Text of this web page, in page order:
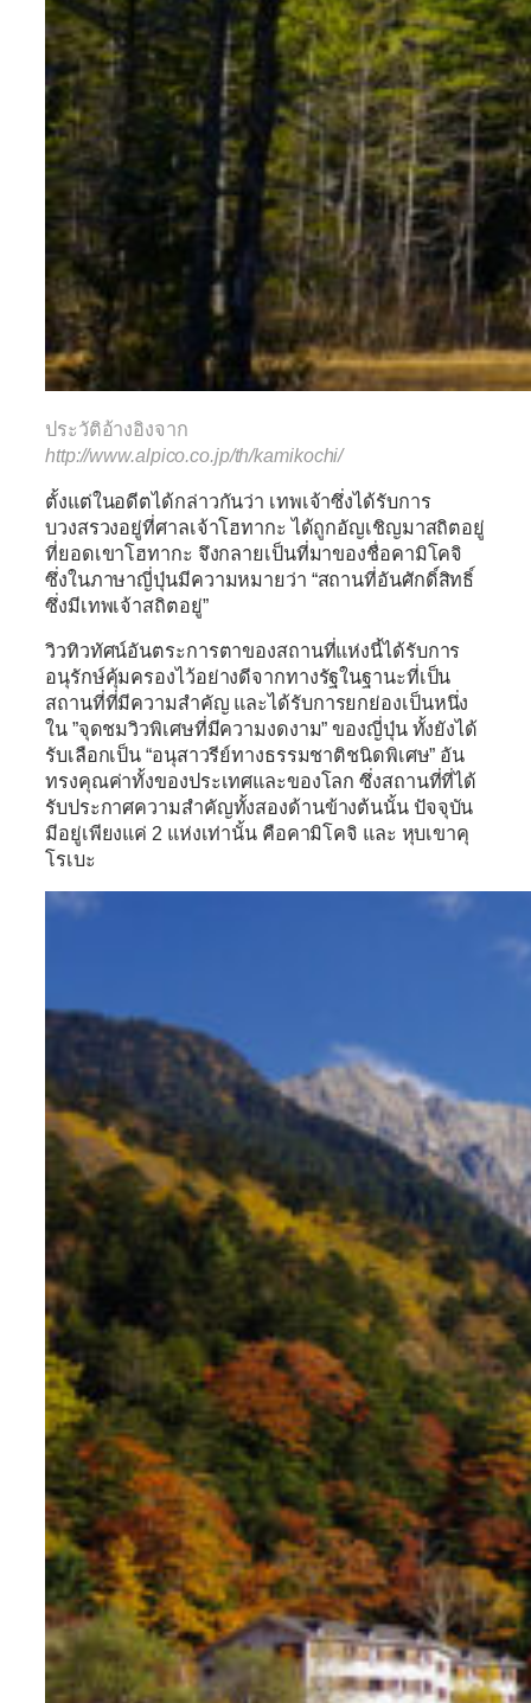
ประวัติอ้างอิงจาก
http://www.alpico.co.jp/th/kamikochi/
ตั้งแต่ในอดีตได้กล่าวกันว่า เทพเจ้าซึ่งได้รับการ
บวงสรวงอยู่ที่ศาลเจ้าโฮทากะ ได้ถูกอัญเชิญมาสถิตอยู่
ที่ยอดเขาโฮทากะ จึงกลายเป็นที่มาของชื่อคามิโคจิ
ซึ่งในภาษาญี่ปุ่นมีความหมายว่า “สถานที่อันศักดิ์สิทธิ์
ซึ่งมีเทพเจ้าสถิตอยู่”
วิวทิวทัศน์อันตระการตาของสถานที่แห่งนี้ได้รับการ
อนุรักษ์คุ้มครองไว้อย่างดีจากทางรัฐในฐานะที่เป็น
สถานที่ที่มีความสำคัญ และได้รับการยกย่องเป็นหนึ่ง
ใน ”จุดชมวิวพิเศษที่มีความงดงาม” ของญี่ปุ่น ทั้งยังได้
รับเลือกเป็น “อนุสาวรีย์ทางธรรมชาติชนิดพิเศษ” อัน
ทรงคุณค่าทั้งของประเทศและของโลก ซึ่งสถานที่ที่ได้
รับประกาศความสำคัญทั้งสองด้านข้างต้นนั้น ปัจจุบัน
มีอยู่เพียงแค่ 2 แห่งเท่านั้น คือคามิโคจิ และ หุบเขาคุ
โรเบะ